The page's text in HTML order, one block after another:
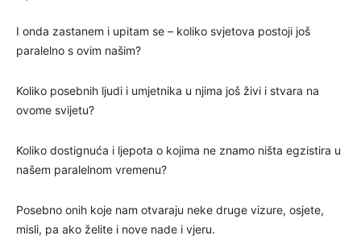
I onda zastanem i upitam se – koliko svjetova postoji još
paralelno s ovim našim?
Koliko posebnih ljudi i umjetnika u njima još živi i stvara na
ovome svijetu?
Koliko dostignuća i ljepota o kojima ne znamo ništa egzistira u
našem paralelnom vremenu?
Posebno onih koje nam otvaraju neke druge vizure, osjete,
misli, pa ako želite i nove nade i vjeru.